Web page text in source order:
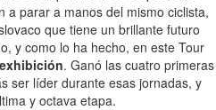
a parar a manos del mismo ciclista,
que tiene un brillante futuro
y como lo ha hecho, en este Tour
. Ganó las cuatro primeras
ser líder durante esas jornadas, y
y octava etapa.